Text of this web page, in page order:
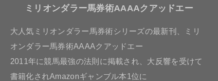
ミリオンダラー馬券術AAAAクアッドエー
大人気ミリオンダラー馬券術シリーズの最新刊、ミリ
オンダラー馬券術AAAAクアッドエー
2011年に競馬最強の法則に掲載され、大反響を受けて
書籍化されAmazonギャンブル本1位に